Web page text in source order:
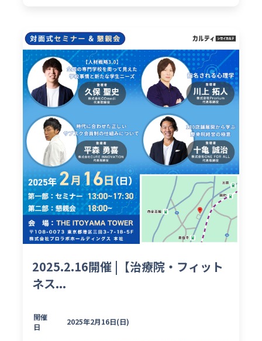
2025.2.16開催 |【治療院・フィット
ネス...
開催
日
2025年2月16日(日)